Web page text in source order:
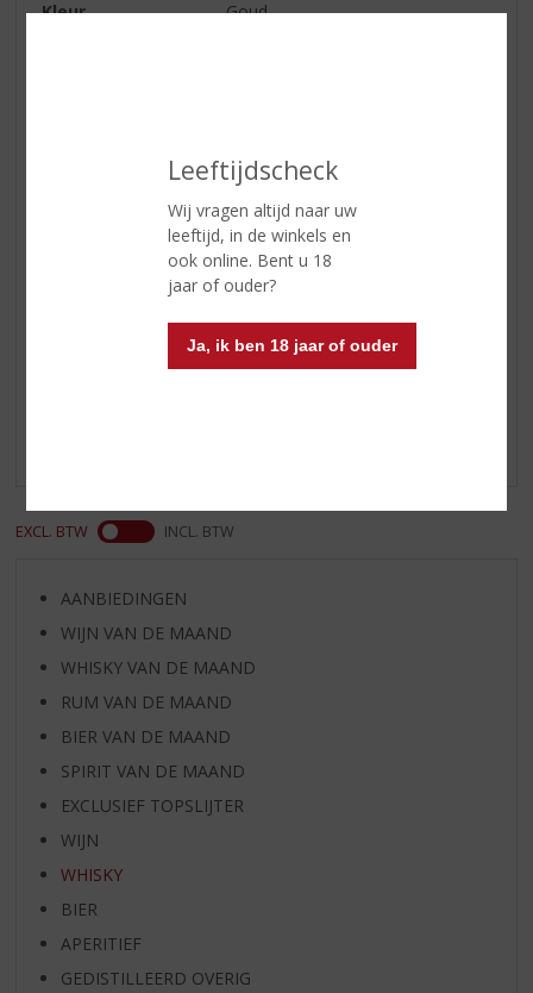
Leeftijdscheck
Wij vragen altijd naar uw
leeftijd, in de winkels en
ook online. Bent u 18
jaar of ouder?
Ja, ik ben 18 jaar of ouder
Kleur
Goud
bloedsinaasappel, honingraat en
Lang met een subtiele kruidige
hint en prikkelende citrus.
Reviews
EXCL. BTW INCL. BTW
AANBIEDINGEN
WIJN VAN DE MAAND
WHISKY VAN DE MAAND
RUM VAN DE MAAND
BIER VAN DE MAAND
SPIRIT VAN DE MAAND
EXCLUSIEF TOPSLIJTER
WIJN
WHISKY
BIER
APERITIEF
GEDISTILLEERD OVERIG